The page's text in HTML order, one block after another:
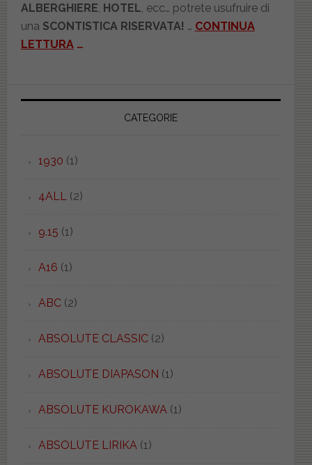
ALBERGHIERE HOTEL , ecc… potrete usufruire di
una SCONTISTICA RISERVATA! … CONTINUA
LETTURA …
CATEGORIE
1930 (1)
4ALL (2)
9.15 (1)
A16 (1)
ABC(2)
ABSOLUTE CLASSIC(2)
ABSOLUTE DIAPASON (1)
ABSOLUTE KUROKAWA (1)
ABSOLUTE LIRIKA (1)